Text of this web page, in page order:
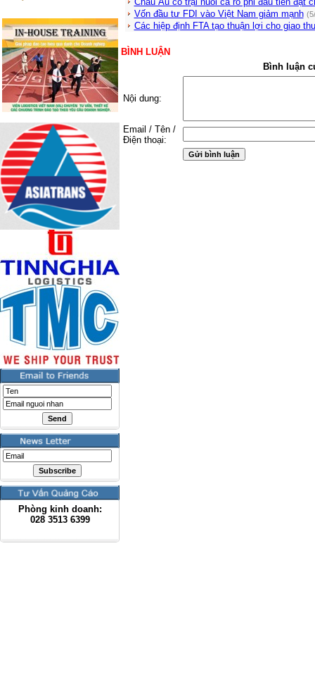
Phòng kinh doanh:
028 3513 6399
Vốn đầu tư FDI vào Việt Nam giảm mạnh
Các hiệp định FTA tạo thuận lợi cho giao
BÌNH LUẬN
Bình luận
Nội dung:
Email / Tên /
Điện thoại: